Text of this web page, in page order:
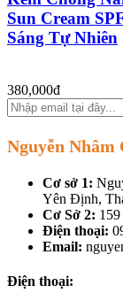
Sun Cream
Sáng Tự Nhiên
380,000đ
Nguyễn Nhâm
Cơ sở 1:
Yên Định,
Cơ Sở 2:
Điện thoại:
Email:
Điện thoại: